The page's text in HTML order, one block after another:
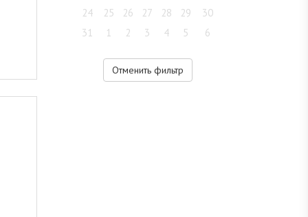
24
25 26 27 28 29
30
31
1 2 3 4 5 6
Отменить фильтр